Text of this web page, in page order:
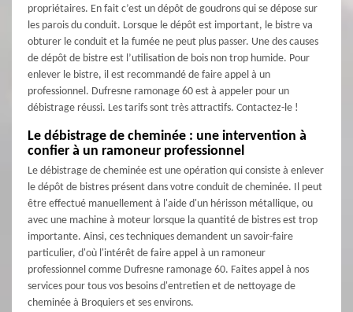
propriétaires. En fait c’est un dépôt de goudrons qui se dépose sur
les parois du conduit. Lorsque le dépôt est important, le bistre va
obturer le conduit et la fumée ne peut plus passer. Une des causes
de dépôt de bistre est l’utilisation de bois non trop humide. Pour
enlever le bistre, il est recommandé de faire appel à un
professionnel. Dufresne ramonage 60 est à appeler pour un
débistrage réussi. Les tarifs sont très attractifs. Contactez-le !
Le débistrage de cheminée : une intervention à
confier à un ramoneur professionnel
Le débistrage de cheminée est une opération qui consiste à enlever
le dépôt de bistres présent dans votre conduit de cheminée. Il peut
être effectué manuellement à l'aide d'un hérisson métallique, ou
avec une machine à moteur lorsque la quantité de bistres est trop
importante. Ainsi, ces techniques demandent un savoir-faire
particulier, d'où l'intérêt de faire appel à un ramoneur
professionnel comme Dufresne ramonage 60. Faites appel à nos
services pour tous vos besoins d'entretien et de nettoyage de
cheminée à Broquiers et ses environs.